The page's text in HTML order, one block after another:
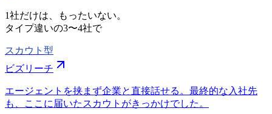
1社だけは、もったいない。
タイプ違いの3〜4社で
スカウト型
ビズリーチ
エージェントを挟まず企業と直接話せる。最終的な入社先
も、ここに届いたスカウトがきっかけでした。